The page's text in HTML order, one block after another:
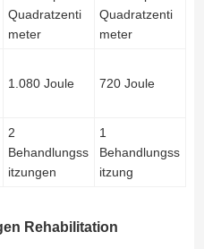
Quadratzenti
meter
Quadratzenti
meter
1.080 Joule 720 Joule
2
Behandlungss
itzungen
1
Behandlungss
itzung
Rehabilitation